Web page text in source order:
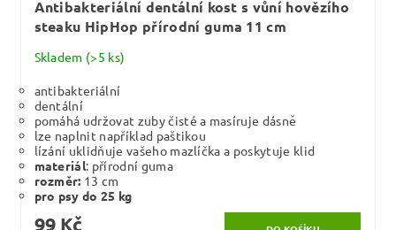
Antibakteriální dentální kost s vůní hovězího
steaku HipHop přírodní guma 11 cm
Skladem (>5 ks)
antibakteriální
dentální
pomáhá udržovat zuby čisté a masíruje dásně
lze naplnit například paštikou
lízání uklidňuje vašeho mazlíčka a poskytuje klid
materiál: přírodní guma
rozměr: 13 cm
pro psy do 25 kg
99 Kč